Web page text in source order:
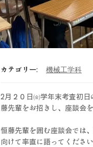
カテゴリー: 機械工学科
2月２０日㈮学年末考査初
藤先輩をお招きし、座談会
恒藤先輩を囲む座談会では
向けて率直に語ってくださ